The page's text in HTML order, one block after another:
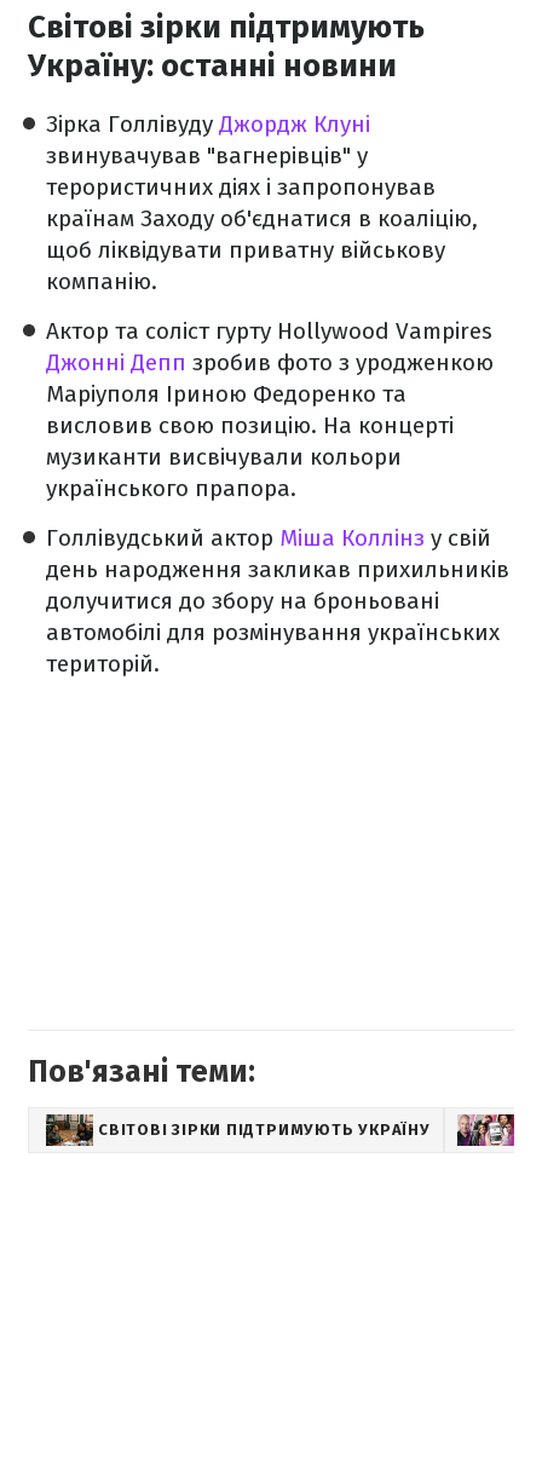
Світові зірки підтримують
Україну: останні новини
Зірка Голлівуду Джордж Клуні
звинувачував "вагнерівців" у
терористичних діях і запропонував
країнам Заходу об'єднатися в коаліцію,
щоб ліквідувати приватну військову
компанію.
Актор та соліст гурту Hollywood Vampires
Джонні Депп зробив фото з уродженкою
Маріуполя Іриною Федоренко та
висловив свою позицію. На концерті
музиканти висвічували кольори
українського прапора.
Голлівудський актор Міша Коллінз у свій
день народження закликав прихильників
долучитися до збору на броньовані
автомобілі для розмінування українських
територій.
Пов'язані теми:
СВІТОВІ ЗІРКИ ПІДТРИМУЮТЬ УКРАЇНУ